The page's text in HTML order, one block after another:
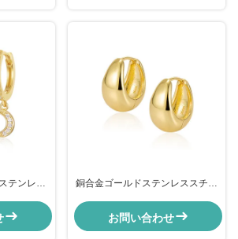
テンレス
銅合金ゴールドステンレススチー
ージュエリー ハギーズイヤリング
お問い合わせ